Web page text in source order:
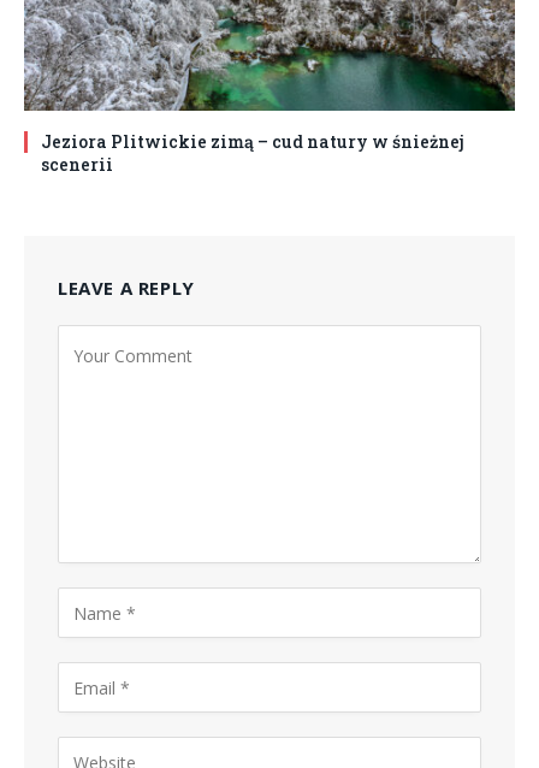
Jeziora Plitwickie zimą – cud natury w śnieżnej
scenerii
LEAVE A REPLY